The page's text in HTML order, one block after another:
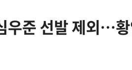
우준 선발 제외…